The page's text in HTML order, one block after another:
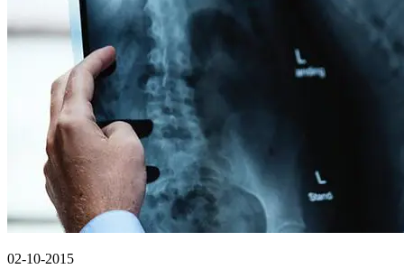
02-10-2015